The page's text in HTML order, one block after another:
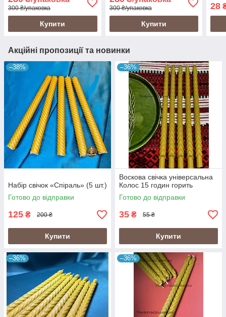
300 ₴/упаковка
Купити
ручної роботи
300 ₴/упаковка
Купити
28
Акційні пропозиції та новинки
–38%
Набір свічок «Спіраль» (5 шт.)
Готово до відправки
125 ₴ 200 ₴
Купити
–36%
Воскова свічка універсальна
Колос 15 годин горить
Готово до відправки
35 ₴ 55 ₴
Купити
–36% –36%